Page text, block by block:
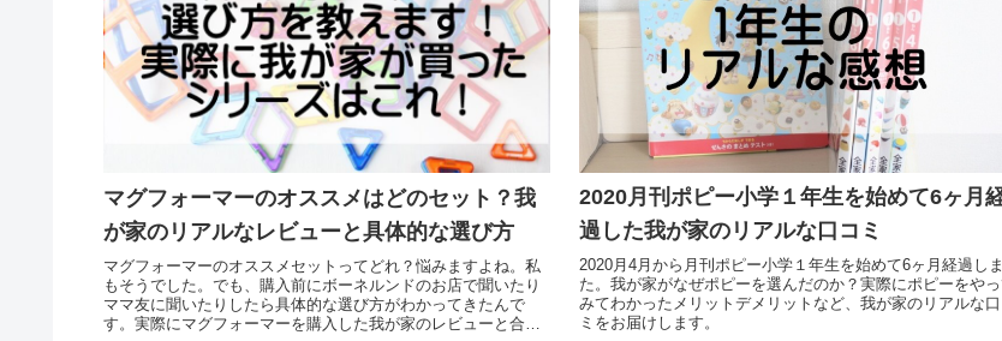
マグフォーマーのオススメはどのセット？我
が家のリアルなレビューと具体的な選び方
マグフォーマーのオススメセットってどれ？悩みますよね。私
もそうでした。でも、購入前にボーネルンドのお店で聞いたり
ママ友に聞いたりしたら具体的な選び方がわかってきたんで
す。実際にマグフォーマーを購入した我が家のレビューと合わ
2020月刊ポピー小学１年生を始めて6ヶ月
過した我が家のリアルな口コミ
2020月4月から月刊ポピー小学１年生を始めて6ヶ月経過し
た。我が家がなぜポピーを選んだのか？実際にポピーをや
みてわかったメリットデメリットなど、我が家のリアルな口
ミをお届けします。